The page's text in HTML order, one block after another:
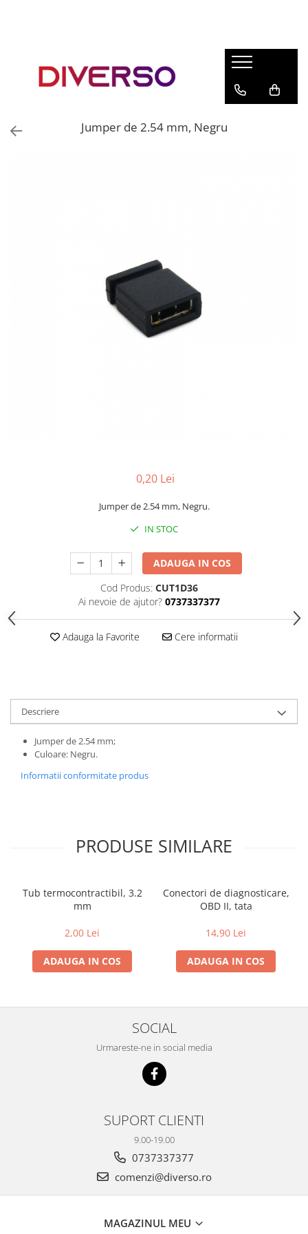
ASA
Jumper de 2.54 mm, Negru
0,20 Lei
Jumper de 2.54 mm, Negru.
IN STOC
ADAUGA IN COS
Cod Produs: CUT1D36
Ai nevoie de ajutor? 0737337377
Adauga la Favorite Cere informatii
Descriere
Jumper de 2.54 mm;
Culoare: Negru.
Informatii conformitate produs
PRODUSE SIMILARE
Tub termocontractibil, 3.2
mm
2,00 Lei
ADAUGA IN COS
Conectori de diagnosticare,
OBD II, tata
14,90 Lei
ADAUGA IN COS
SOCIAL
Urmareste-ne in social media
SUPORT CLIENTI
9.00-19.00
0737337377
comenzi@diverso.ro
MAGAZINUL MEU